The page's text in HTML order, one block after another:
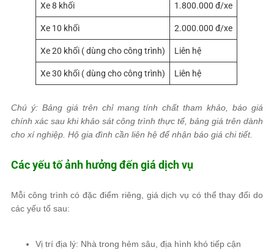
Xe 8 khối 1.800.000 đ/xe
Xe 10 khối 2.000.000 đ/xe
Xe 20 khối ( dùng cho công trình) Liên hệ
Xe 30 khối ( dùng cho công trình) Liên hệ
Chú ý: Bảng giá trên chỉ mang tính chất tham khảo, báo giá
chính xác sau khi khảo sát công trình thực tế, bảng giá trên dành
cho xí nghiệp. Hộ gia đình cần liên hệ để nhận báo giá chi tiết.
Các yếu tố ảnh hưởng đến giá dịch vụ
Mỗi công trình có đặc điểm riêng, giá dịch vụ có thể thay đổi do
các yếu tố sau:
Vị trí địa lý: Nhà trong hẻm sâu, địa hình khó tiếp cận